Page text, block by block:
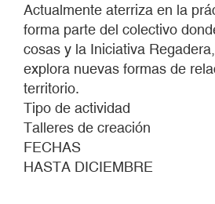
Actualmente aterriza en la
forma parte del colectivo
cosas y la Iniciativa
explora nuevas formas de
territorio.
Tipo de actividad
Talleres de creación
FECHAS
HASTA DICIEMBRE